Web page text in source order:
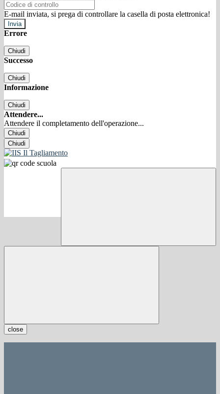
E-mail inviata, si prega di controllare la casella di posta elettronica!
Errore
Chiudi
Successo
Chiudi
Informazione
Chiudi
Attendere...
Attendere il completamento dell'operazione...
Chiudi
Chiudi
close